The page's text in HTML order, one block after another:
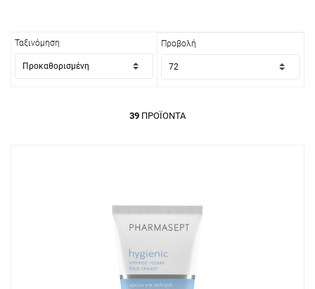
Ταξινόμηση Προβολή
39 ΠΡΟΪΌΝΤΑ